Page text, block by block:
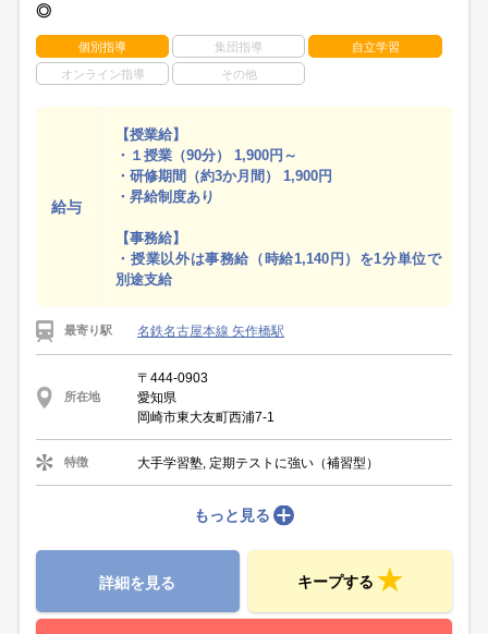
◎
個別指導 集団指導 自立学習
オンライン指導 その他
給与
【授業給】
・１授業（90分） 1,900円～
・研修期間（約3か月間） 1,900円
・昇給制度あり
【事務給】
・授業以外は事務給（時給1,140円）を1分単位で
別途支給
最寄り駅 名鉄名古屋本線 矢作橋駅
所在地
〒444-0903
愛知県
岡崎市東大友町西浦7-1
特徴 大手学習塾, 定期テストに強い（補習型）
もっと見る
詳細を見る キープする